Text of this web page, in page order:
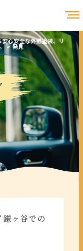
心安全な外壁塗装、リ
>発見
ヶ谷での